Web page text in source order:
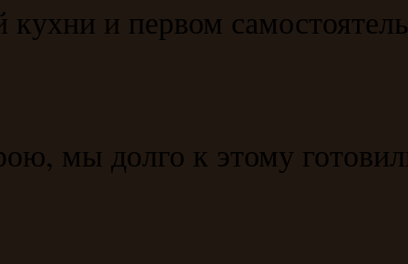
и первом
мы долго к этому